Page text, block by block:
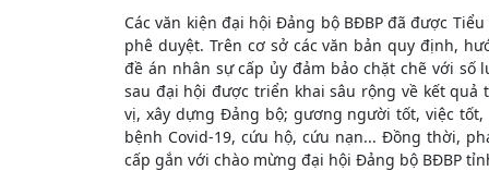
Các văn kiện đại hội Đảng bộ BĐBP đã được
phê duyệt. Trên cơ sở các văn bản quy định,
đề án nhân sự cấp ủy đảm bảo chặt chẽ với
sau đại hội được triển khai sâu rộng về kết
vị, xây dựng Đảng bộ; gương người tốt, việc
bệnh Covid-19, cứu hộ, cứu nạn... Đồng thời,
cấp gắn với chào mừng đại hội Đảng bộ BĐBP